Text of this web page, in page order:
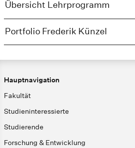
Übersicht Lehrprogramm
Portfolio Frederik Künzel
Hauptnavigation
Fakultät
Studieninteressierte
Studierende
Forschung & Entwicklung